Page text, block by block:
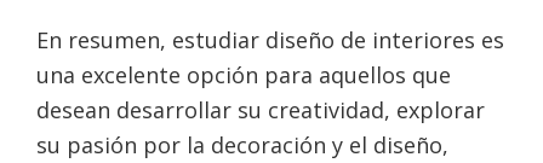
En resumen, estudiar diseño de interiores es
una excelente opción para aquellos que
desean desarrollar su creatividad, explorar
su pasión por la decoración y el diseño,